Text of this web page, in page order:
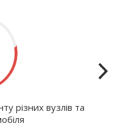
різних вузлів та